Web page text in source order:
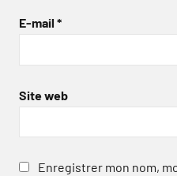
E-mail *
Site web
Enregistrer mon nom,